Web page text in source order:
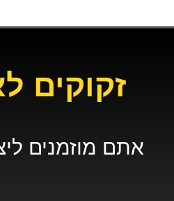
זקוקים
אתם מוזמנים